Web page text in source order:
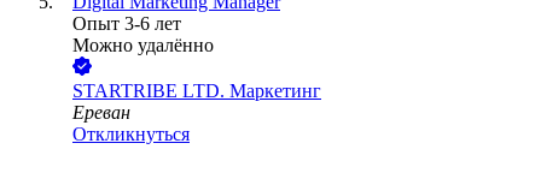
Опыт 3-6 лет
Можно удалённо
STARTRIBE LTD. Маркетинг
Ереван
Откликнуться